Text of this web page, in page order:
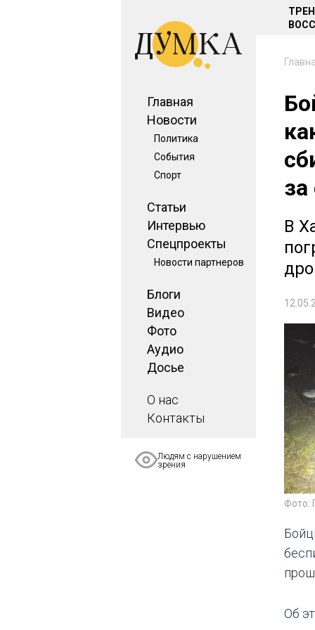
Главная
Новости
Политика
События
Спорт
Статьи
Интервью
Спецпроекты
Новости партнеров
Блоги
Видео
Фото
Аудио
Досье
О нас
Контакты
Людям с нарушением
зрения
за
В
Фото:
Об